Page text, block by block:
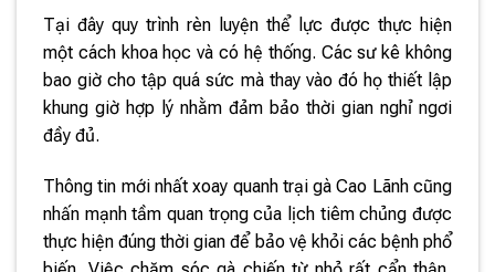
Tại đây quy trình rèn luyện thể lực được thực hiện
một cách khoa học và có hệ thống. Các sư kê không
bao giờ cho tập quá sức mà thay vào đó họ thiết lập
khung giờ hợp lý nhằm đảm bảo thời gian nghỉ ngơi
đầy đủ.
Thông tin mới nhất xoay quanh trại gà Cao Lãnh cũng
nhấn mạnh tầm quan trọng của lịch tiêm chủng được
thực hiện đúng thời gian để bảo vệ khỏi các bệnh phổ